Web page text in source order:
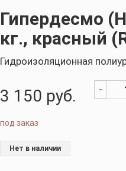
Гипердесмо
кг., красный
Гидроизоляционная
3 150 руб. -
под заказ
Нет в наличии